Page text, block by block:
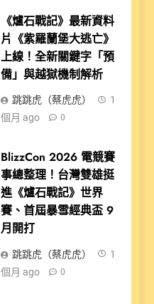
《爐石戰記》最新資料
片《紫羅蘭堡大逃亡》
上線！全新關鍵字「預
備」與越獄機制解析
跳跳虎（蔡虎虎）
1
個月 ago
0
BlizzCon 2026 電競賽
事總整理！台灣雙雄挺
進《爐石戰記》世界
賽、首屆暴雪經典盃 9
月開打
跳跳虎（蔡虎虎）
1
個月 ago
0